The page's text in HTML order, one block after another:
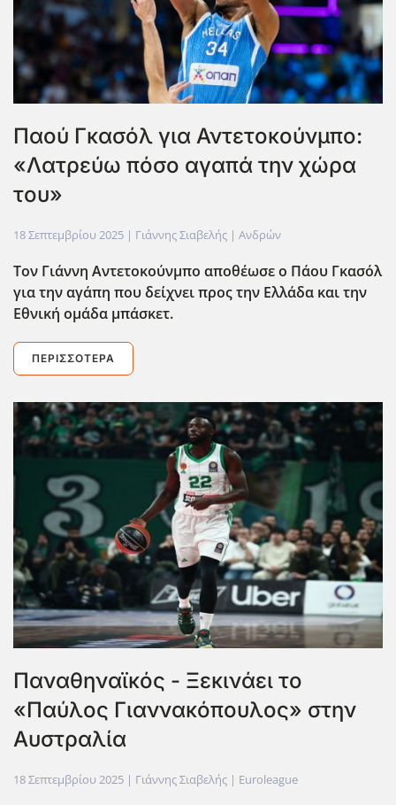
Παού Γκασόλ για Αντετοκούνμπο:
«Λατρεύω πόσο αγαπά την χώρα
του»
18 Σεπτεμβρίου 2025 | Γιάννης Σιαβελής | Ανδρών
Τον Γιάννη Αντετοκούνμπο αποθέωσε ο Πάου Γκασόλ
για την αγάπη που δείχνει προς την Ελλάδα και την
Εθνική ομάδα μπάσκετ.
ΠΕΡΙΣΣΌΤΕΡΑ
Παναθηναϊκός - Ξεκινάει το
«Παύλος Γιαννακόπουλος» στην
Αυστραλία
18 Σεπτεμβρίου 2025 | Γιάννης Σιαβελής | Euroleague